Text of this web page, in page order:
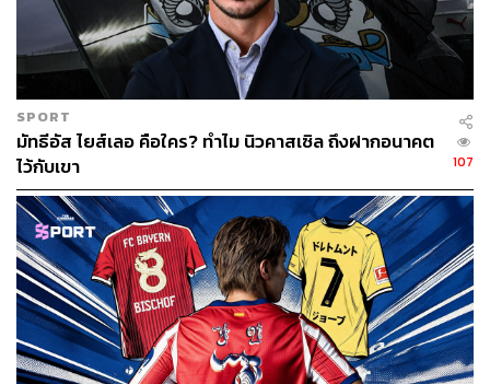
รองแชมป์เก่า
หลังจากที่ชวดแชมป์ไปหลังผลงานสะดุดในช่วงโค้งสุดท้าย
อาร์เซนอลพร้อมที่จะกลับมาเพื่อชิงบัลลังก์แชมป์อีกครั้ง โดย
ในช่วงตลาดซื้อ-ขายนักเตะนี้ พวกเขาได้ทำการซื้อ ดีแคลน
ไรซ์ กองกลางตัวรับตัวเก่าของอังกฤษด้วยค่าตัวแพงที่สุดใน
สโมสรที่ 105 ปอนด์ นอกจากนี้ยังคว้าตัว เยอร์เรียน ทิมเบอร์
SPORT
มัทธีอัส ไยส์เลอ คือใคร? ทำไม นิวคาสเซิล ถึงฝากอนาคต
ไว้กับเขา
107